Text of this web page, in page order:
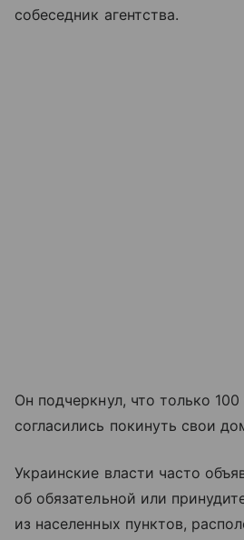
собеседник агентства.
Он подчеркнул, что только 100
согласились покинуть свои
Украинские власти часто
об обязательной или
из населенных пунктов,